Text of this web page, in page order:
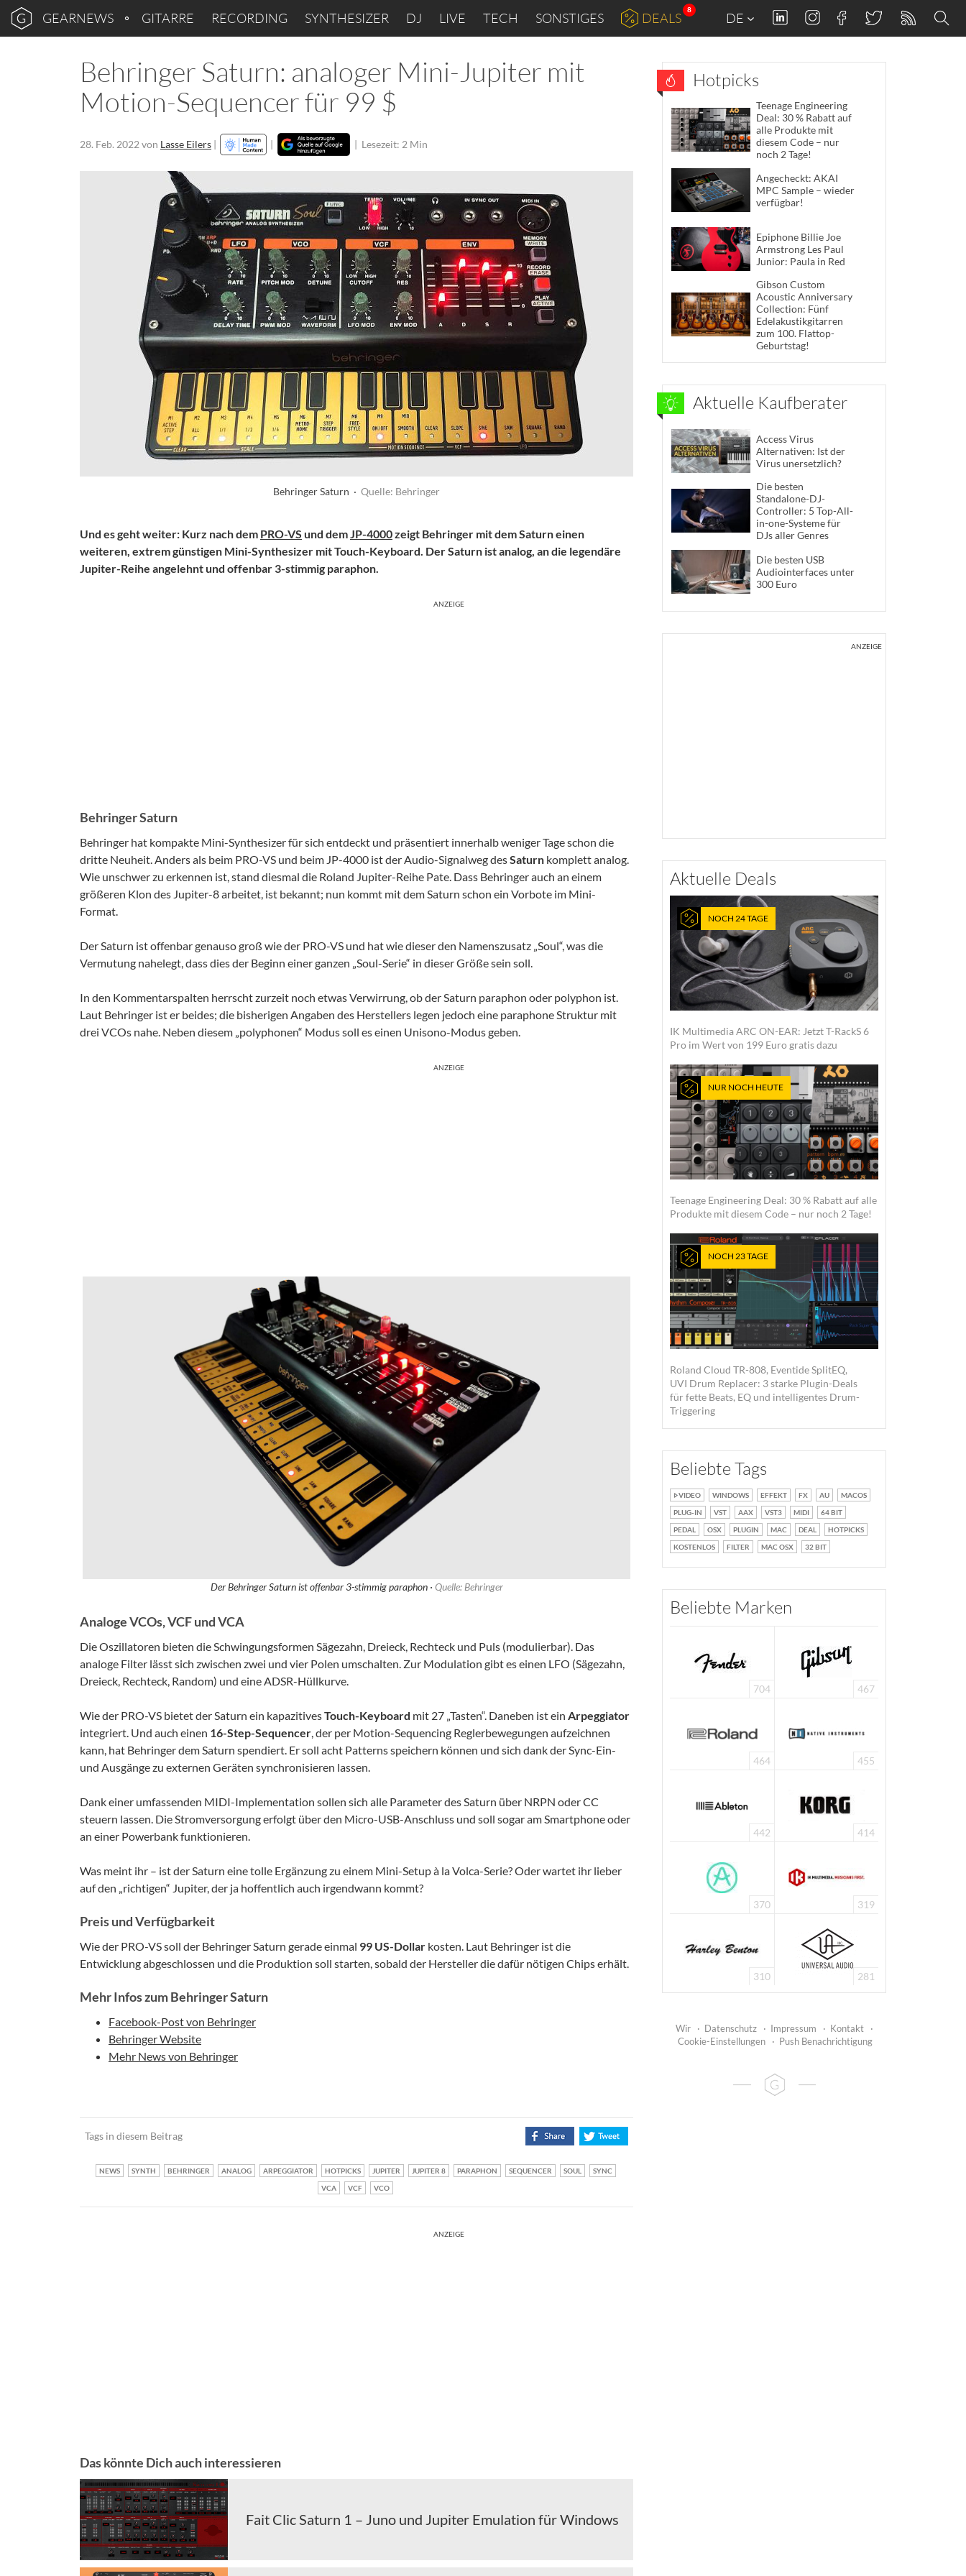
GEARNEWS GITARRE RECORDING SYNTHESIZER DJ LIVE TECH SONSTIGES DEALS
8
DE
Behringer Saturn: analoger Mini-Jupiter mit
Motion-Sequencer für 99 $
28. Feb. 2022 von Lasse Eilers | | | Lesezeit: 2 Min
Behringer Saturn · Quelle: Behringer
Und es geht weiter: Kurz nach dem PRO-VS und demJP-4000zeigt Behringer mit dem Saturn einen
weiteren, extrem günstigen Mini-Synthesizer mit Touch-Keyboard. Der Saturn ist analog, an die legendäre
Jupiter-Reihe angelehnt und offenbar 3-stimmig paraphon.
ANZEIGE
Behringer Saturn
Behringer hat kompakte Mini-Synthesizer für sich entdeckt und präsentiert innerhalb weniger Tage schon die
dritte Neuheit. Anders als beim PRO-VS und beim JP-4000 ist der Audio-Signalweg desSaturn komplett analog.
Wie unschwer zu erkennen ist, stand diesmal die Roland Jupiter-Reihe Pate. Dass Behringer auch an einem
größeren Klon des Jupiter-8 arbeitet, ist bekannt; nun kommt mit dem Saturn schon ein Vorbote im Mini-
Format.
Der Saturn ist offenbar genauso groß wie der PRO-VS und hat wie dieser den Namenszusatz „Soul“, was die
Vermutung nahelegt, dass dies der Beginn einer ganzen „Soul-Serie“ in dieser Größe sein soll.
In den Kommentarspalten herrscht zurzeit noch etwas Verwirrung, ob der Saturn paraphon oder polyphon ist.
Laut Behringer ist er beides; die bisherigen Angaben des Herstellers legen jedoch eine paraphone Struktur mit
drei VCOs nahe. Neben diesem „polyphonen“ Modus soll es einen Unisono-Modus geben.
ANZEIGE
Der Behringer Saturn ist offenbar 3-stimmig paraphon · Quelle: Behringer
Analoge VCOs, VCF und VCA
Die Oszillatoren bieten die Schwingungsformen Sägezahn, Dreieck, Rechteck und Puls (modulierbar). Das
analoge Filter lässt sich zwischen zwei und vier Polen umschalten. Zur Modulation gibt es einen LFO (Sägezahn,
Dreieck, Rechteck, Random) und eine ADSR-Hüllkurve.
Wie der PRO-VS bietet der Saturn ein kapazitivesTouch-Keyboard mit 27 „Tasten“. Daneben ist ein Arpeggiator
integriert. Und auch einen 16-Step-Sequencer , der per Motion-Sequencing Reglerbewegungen aufzeichnen
kann, hat Behringer dem Saturn spendiert. Er soll acht Patterns speichern können und sich dank der Sync-Ein-
und Ausgänge zu externen Geräten synchronisieren lassen.
Dank einer umfassenden MIDI-Implementation sollen sich alle Parameter des Saturn über NRPN oder CC
steuern lassen. Die Stromversorgung erfolgt über den Micro-USB-Anschluss und soll sogar am Smartphone oder
an einer Powerbank funktionieren.
Was meint ihr – ist der Saturn eine tolle Ergänzung zu einem Mini-Setup à la Volca-Serie? Oder wartet ihr lieber
auf den „richtigen“ Jupiter, der ja hoffentlich auch irgendwann kommt?
Preis und Verfügbarkeit
Wie der PRO-VS soll der Behringer Saturn gerade einmal 99 US-Dollar kosten. Laut Behringer ist die
Entwicklung abgeschlossen und die Produktion soll starten, sobald der Hersteller die dafür nötigen Chips erhält.
Mehr Infos zum Behringer Saturn
Facebook-Post von Behringer
Behringer Website
Mehr News von Behringer
Tags in diesem Beitrag
NEWS SYNTH BEHRINGER ANALOG ARPEGGIATOR HOTPICKS JUPITER JUPITER 8 PARAPHON SEQUENCER SOUL
SYNC
VCA
VCF VCO
ANZEIGE
Das könnte Dich auch interessieren
Fait Clic Saturn 1 – Juno und Jupiter Emulation für Windows
Hotpicks
Teenage Engineering
Deal: 30 % Rabatt auf
alle Produkte mit
diesem Code – nur
noch 2 Tage!
Angecheckt: AKAI
MPC Sample – wieder
verfügbar!
Epiphone Billie Joe
Armstrong Les Paul
Junior: Paula in Red
Gibson Custom
Acoustic Anniversary
Collection: Fünf
Edelakustikgitarren
zum 100. Flattop-
Geburtstag!
Aktuelle Kaufberater
Access Virus
Alternativen: Ist der
Virus unersetzlich?
Die besten
Standalone-DJ-
Controller: 5 Top-All-
in-one-Systeme für
DJs aller Genres
Die besten USB
Audiointerfaces unter
300 Euro
ANZEIGE
Aktuelle Deals
NOCH 24 TAGE
IK Multimedia ARC ON-EAR: Jetzt T-RackS 6
Pro im Wert von 199 Euro gratis dazu
NUR NOCH HEUTE
Teenage Engineering Deal: 30 % Rabatt auf alle
Produkte mit diesem Code – nur noch 2 Tage!
NOCH 23 TAGE
Roland Cloud TR-808, Eventide SplitEQ,
UVI Drum Replacer: 3 starke Plugin-Deals
für fette Beats, EQ und intelligentes Drum-
Triggering
Beliebte Tags
VIDEO WINDOWS EFFEKT FX AU
MACOS
PLUG-IN
VST AAX VST3 MIDI
64 BIT
PEDAL
OSX PLUGIN MAC DEAL
HOTPICKS
KOSTENLOS
FILTER MAC OSX 32 BIT
Beliebte Marken
704 467
464 455
442 414
370 319
310 281
Wir · Datenschutz · Impressum · Kontakt
·
Cookie-Einstellungen
· Push Benachrichtigung